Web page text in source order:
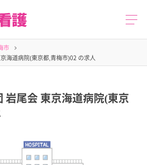
市
海道病院(東京都,青梅市)02 の求人
岩尾会 東京海道病院(東京